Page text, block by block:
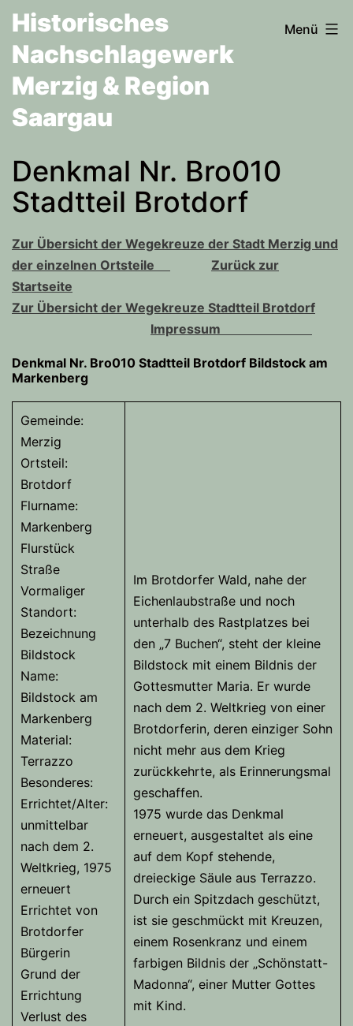
Zum
Inhalt
springen
Historisches
Nachschlagewerk
Merzig & Region
Saargau
Menü
Denkmal Nr. Bro010
Stadtteil Brotdorf
Zur Übersicht der Wegekreuze der Stadt Merzig und
der einzelnen Ortsteile
Zurück zur
Startseite
Zur Übersicht der Wegekreuze Stadtteil Brotdorf
Impressum
Denkmal Nr. Bro010 Stadtteil Brotdorf Bildstock am
Markenberg
Gemeinde:
Merzig
Ortsteil:
Brotdorf
Flurname:
Markenberg
Flurstück
Straße
Vormaliger
Standort:
Bezeichnung
Bildstock
Name:
Bildstock am
Markenberg
Material:
Terrazzo
Besonderes:
Errichtet/Alter:
unmittelbar
nach dem 2.
Weltkrieg, 1975
erneuert
Errichtet von
Brotdorfer
Bürgerin
Grund der
Errichtung
Verlust des
Im Brotdorfer Wald, nahe der
Eichenlaubstraße und noch
unterhalb des Rastplatzes bei
den „7 Buchen“, steht der kleine
Bildstock mit einem Bildnis der
Gottesmutter Maria. Er wurde
nach dem 2. Weltkrieg von einer
Brotdorferin, deren einziger Sohn
nicht mehr aus dem Krieg
zurückkehrte, als Erinnerungsmal
geschaffen.
1975 wurde das Denkmal
erneuert, ausgestaltet als eine
auf dem Kopf stehende,
dreieckige Säule aus Terrazzo.
Durch ein Spitzdach geschützt,
ist sie geschmückt mit Kreuzen,
einem Rosenkranz und einem
farbigen Bildnis der „Schönstatt-
Madonna“, einer Mutter Gottes
mit Kind.